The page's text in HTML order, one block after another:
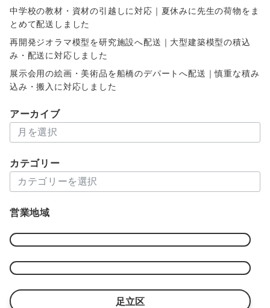
中学校の教材・資材の引越しに対応｜夏休みに先生の荷物をま
とめて配送しました
再開発ジオラマ模型を研究施設へ配送｜大型建築模型の積込
み・配送に対応しました
展示会用の絵画・美術品を船橋のデパートへ配送｜慎重な積み
込み・搬入に対応しました
アーカイブ
ー
イ
カテゴリー
テ
リ
営業地域
足立区